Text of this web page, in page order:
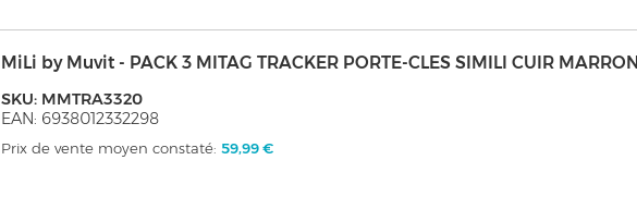
MiLi by Muvit - PACK 3 MITAG TRACKER PORTE-CLES SIMILI CUIR MARRON
SKU: MMTRA3320
EAN: 6938012332298
Prix de vente moyen constaté:59,99 €